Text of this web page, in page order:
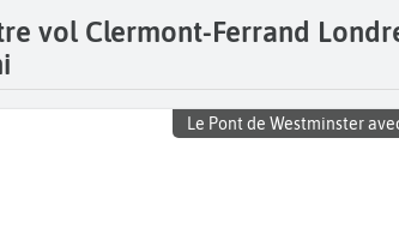
vol Clermont-Ferrand
Le Pont de Westminster